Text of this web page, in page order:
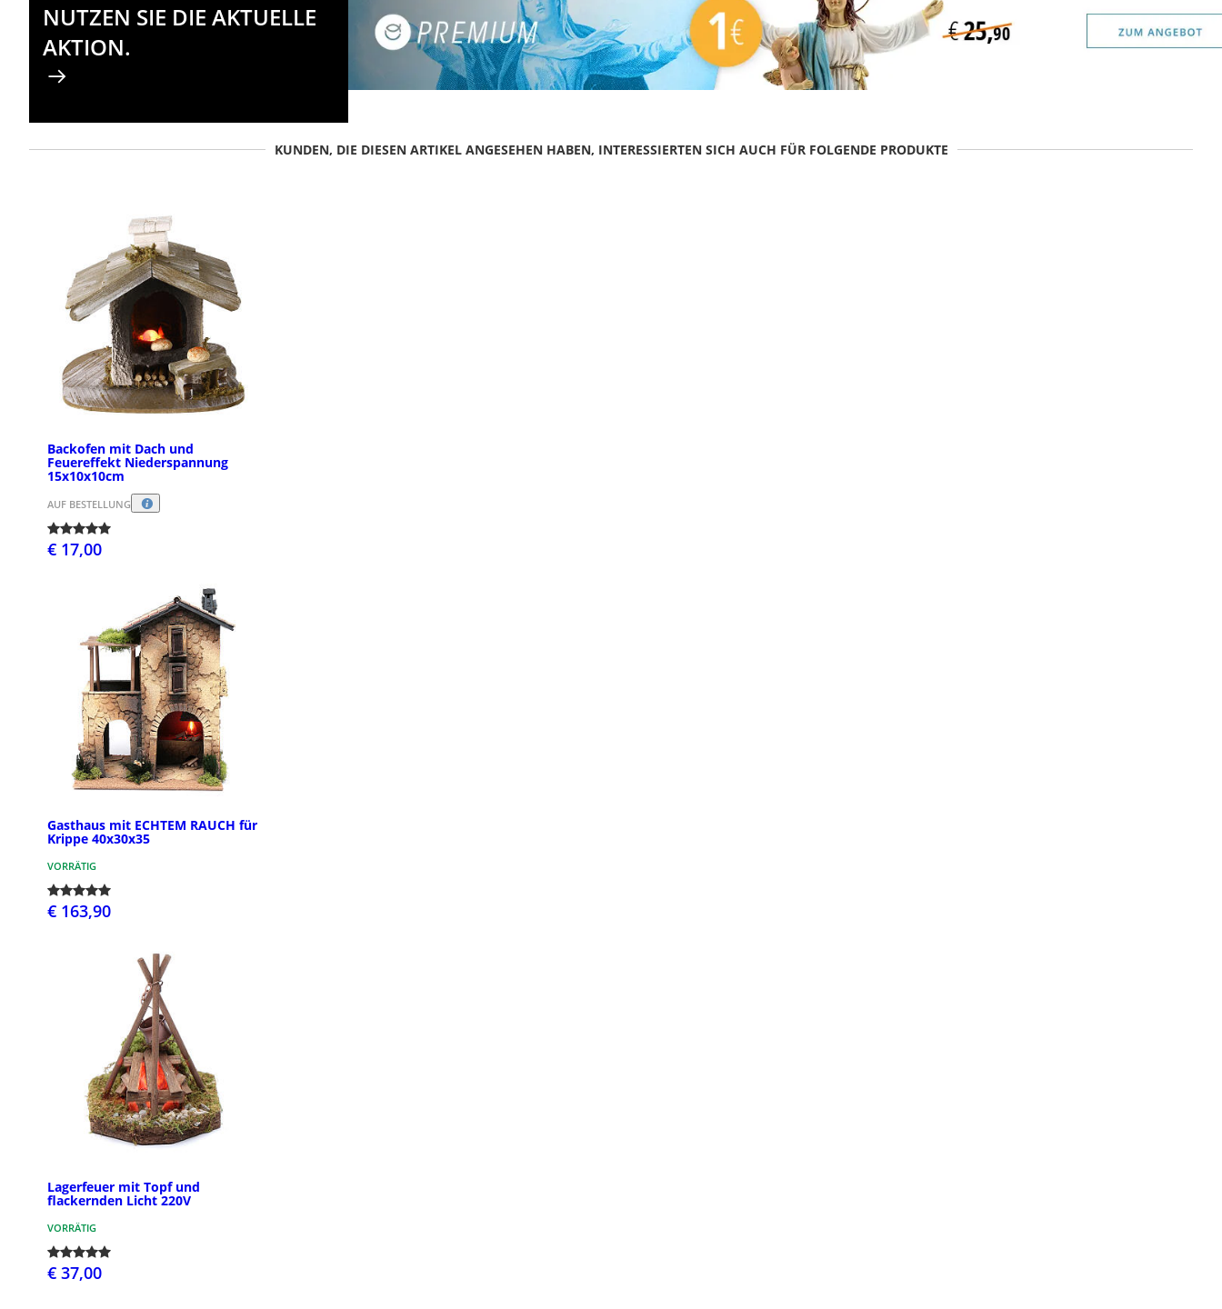
NUTZEN SIE DIE AKTUELLE
AKTION.
KUNDEN, DIE DIESEN ARTIKEL ANGESEHEN HABEN, INTERESSIERTEN SICH AUCH FÜR FOLGENDE PRODUKTE
Backofen mit Dach und
Feuereffekt Niederspannung
15x10x10cm
AUF BESTELLUNG
€ 17,00
Gasthaus mit ECHTEM RAUCH für
Krippe 40x30x35
VORRÄTIG
€ 163,90
Lagerfeuer mit Topf und
flackernden Licht 220V
VORRÄTIG
€ 37,00